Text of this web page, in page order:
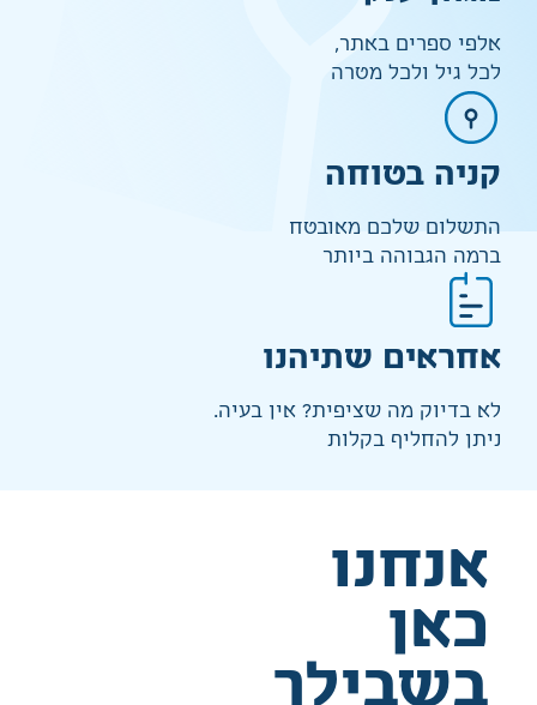
אלפי ספרים באתר,
לכל גיל ולכל מטרה
קניה בטוחה
התשלום שלכם מאובטח
ברמה הגבוהה ביותר
אחראים שתיהנו
לא בדיוק מה שציפית? אין בעיה.
ניתן להחליף בקלות
אנחנו
כאן
בשבילך